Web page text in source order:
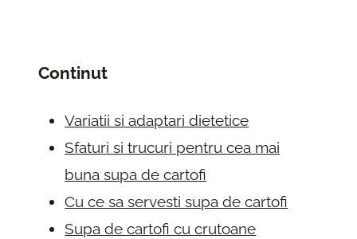
Continut
Variatii si adaptari dietetice
Sfaturi si trucuri pentru cea mai
buna supa de cartofi
Cu ce sa servesti supa de cartofi
Supa de cartofi cu crutoane